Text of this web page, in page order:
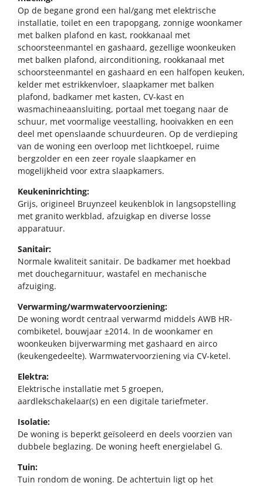
Op de begane grond een hal/gang met elektrische
installatie, toilet en een trapopgang, zonnige woonkamer
met balken plafond en kast, rookkanaal met
schoorsteenmantel en gashaard, gezellige woonkeuken
met balken plafond, airconditioning, rookkanaal met
schoorsteenmantel en gashaard en een halfopen keuken,
kelder met estrikkenvloer, slaapkamer met balken
plafond, badkamer met kasten, CV-kast en
wasmachineaansluiting, portaal met toegang naar de
schuur, met voormalige veestalling, hooivakken en een
deel met openslaande schuurdeuren. Op de verdieping
van de woning een overloop met lichtkoepel, ruime
bergzolder en een zeer royale slaapkamer en
mogelijkheid voor extra slaapkamers.
Keukeninrichting:
Grijs, origineel Bruynzeel keukenblok in langsopstelling
met granito werkblad, afzuigkap en diverse losse
apparatuur.
Sanitair:
Normale kwaliteit sanitair. De badkamer met hoekbad
met douchegarnituur, wastafel en mechanische
afzuiging.
Verwarming/warmwatervoorziening:
De woning wordt centraal verwarmd middels AWB HR-
combiketel, bouwjaar ±2014. In de woonkamer en
woonkeuken bijverwarming met gashaard en airco
(keukengedeelte). Warmwatervoorziening via CV-ketel.
Elektra:
Elektrische installatie met 5 groepen,
aardlekschakelaar(s) en een digitale tariefmeter.
Isolatie:
De woning is beperkt geïsoleerd en deels voorzien van
dubbele beglazing. De woning heeft energielabel G.
Tuin:
Tuin rondom de woning. De achtertuin ligt op het